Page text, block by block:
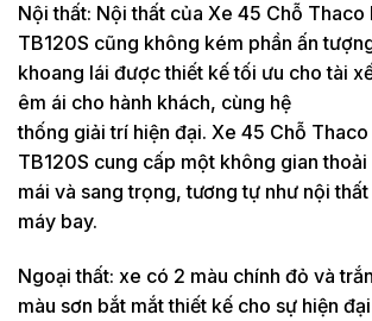
Nội thất: Nội thất của Xe 45 Chỗ Thaco
TB120S cũng không kém phần ấn
khoang lái được thiết kế tối ưu cho tài
êm ái cho hành khách, cùng hệ
thống giải trí hiện đại. Xe 45 Chỗ
TB120S cung cấp một không gian thoải
mái và sang trọng, tương tự như nội
máy bay.
Ngoại thất: xe có 2 màu chính đỏ và
màu sơn bắt mắt thiết kế cho sự hiện